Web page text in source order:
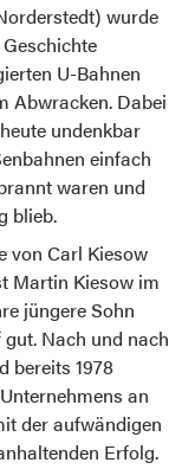
wurde
U-Bahnen
Abwracken. Dabei
undenkbar
einfach
waren und
blieb.
von Carl Kiesow
Martin Kiesow im
jüngere Sohn
Nach und nach
bereits 1978
an
der aufwändigen
Erfolg.